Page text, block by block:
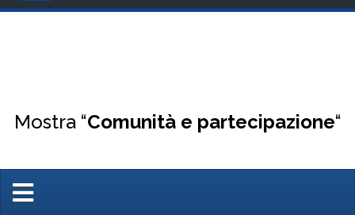
Mostra “Comunità e partecipazione“